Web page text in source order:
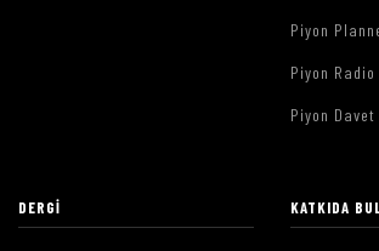
Piyon
Piyon Radio
Piyon Davet
DERGI KATKIDA